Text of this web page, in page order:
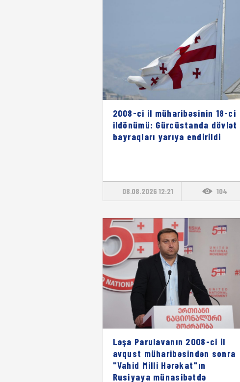
2008-ci il müharibəsinin 18-ci
ildönümü: Gürcüstanda dövlət
bayraqları yarıya endirildi
08.08.2026 12:21 104
Ləşa Parulavanın 2008-ci il
avqust müharibəsindən sonra
"Vahid Milli Hərəkat"ın
Rusiyaya münasibətdə